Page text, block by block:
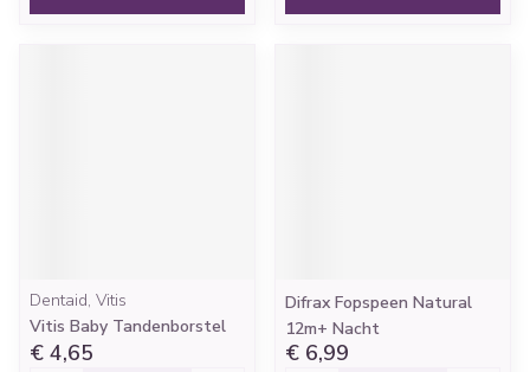
Dentaid, Vitis
Vitis Baby Tandenborstel
€ 4,65
Difrax Fopspeen Natural
12m+ Nacht
€ 6,99